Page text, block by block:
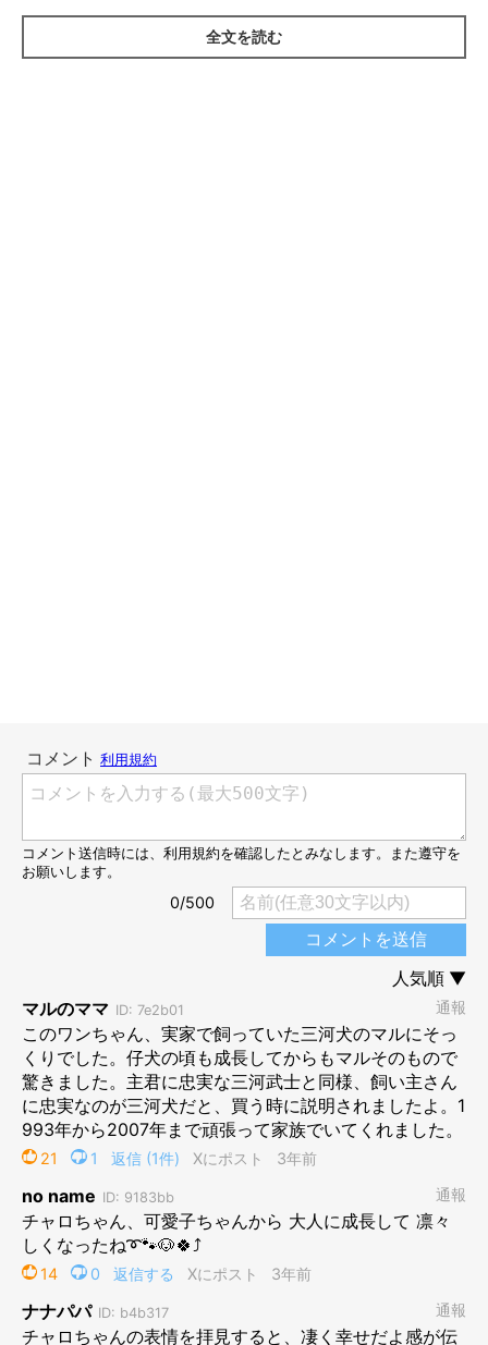
チャロちゃんは、足の「白い靴下のような柄」がチャームポイン
現在のチャロちゃん
@charosan222
あれから3年の月日が経ち、チャロちゃんは3才に。現在の姿がこ
体はすっかりと大きくなって、全体的にシュッとした印象に。ま
た、子犬時代は茶色だった毛は赤毛に変化しました。口周りの黒
っぽさはなくなり、おとなになった今の見た目はキツネっぽさを
感じます。微笑ましい成長ビフォーアフターを見ると、笑みがこ
ぼれますね！
チャロちゃんの成長について、飼い主さんはどのように思ってい
るのでしょうか。
飼い主さん：
「表情のあどけなさがなくなって、キリッとしたと思います。ま
全文を読む